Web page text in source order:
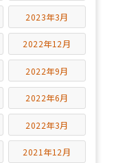
2023年3月
2022年12月
2022年9月
2022年6月
2022年3月
2021年12月